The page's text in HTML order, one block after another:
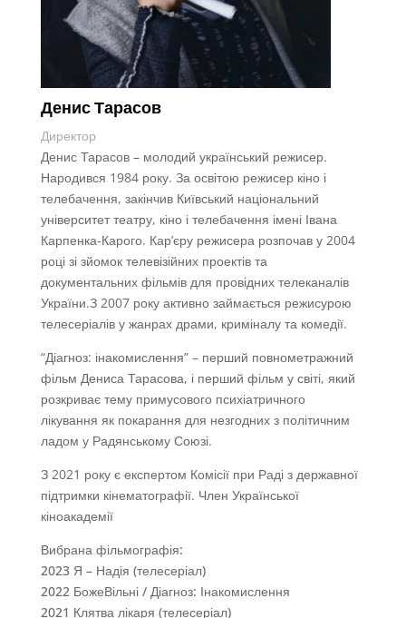
Денис Тарасов
Директор
Денис Тарасов – молодий український режисер.
Народився 1984 року. За освітою режисер кіно і
телебачення, закінчив Київський національний
університет театру, кіно і телебачення імені Івана
Карпенка-Карого. Кар’єру режисера розпочав у 2004
році зі зйомок телевізійних проектів та
документальних фільмів для провідних телеканалів
України.З 2007 року активно займається режисурою
телесеріалів у жанрах драми, криміналу та комедії.
“Діагноз: інакомислення” – перший повнометражний
фільм Дениса Тарасова, і перший фільм у світі, який
розкриває тему примусового психіатричного
лікування як покарання для незгодних з політичним
ладом у Радянському Союзі.
З 2021 року є експертом Комісії при Раді з державної
підтримки кінематографії. Член Української
кіноакадемії
Вибрана фільмографія:
2023 Я – Надія (телесеріал)
2022 БожеВільні / Діагноз: Інакомислення
2021 Клятва лікаря (телесеріал)